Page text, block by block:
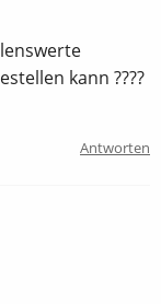
kann ????
Antworten